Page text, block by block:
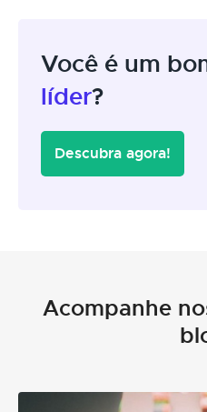
Você é um
líder?
Descubra agora!
Acompanhe